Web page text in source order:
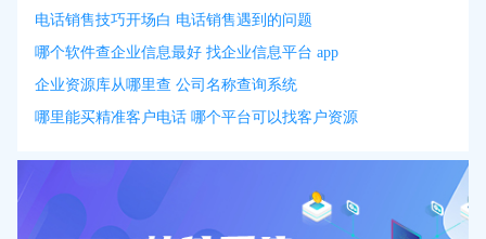
电话销售技巧开场白 电话销售遇到的问题
哪个软件查企业信息最好 找企业信息平台 app
企业资源库从哪里查 公司名称查询系统
哪里能买精准客户电话 哪个平台可以找客户资源